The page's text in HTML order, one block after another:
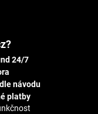
24/7
návodu
platby